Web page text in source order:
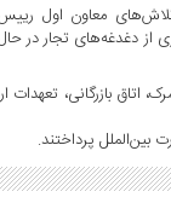
تلاش‌های معاون اول
بازرگانی، تعهدات
بین‌الملل پرداختند.